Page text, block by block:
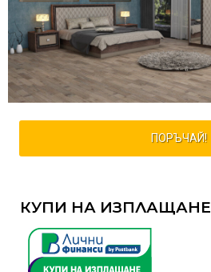
ПОРЪЧАЙ!
КУПИ НА ИЗПЛАЩАНЕ